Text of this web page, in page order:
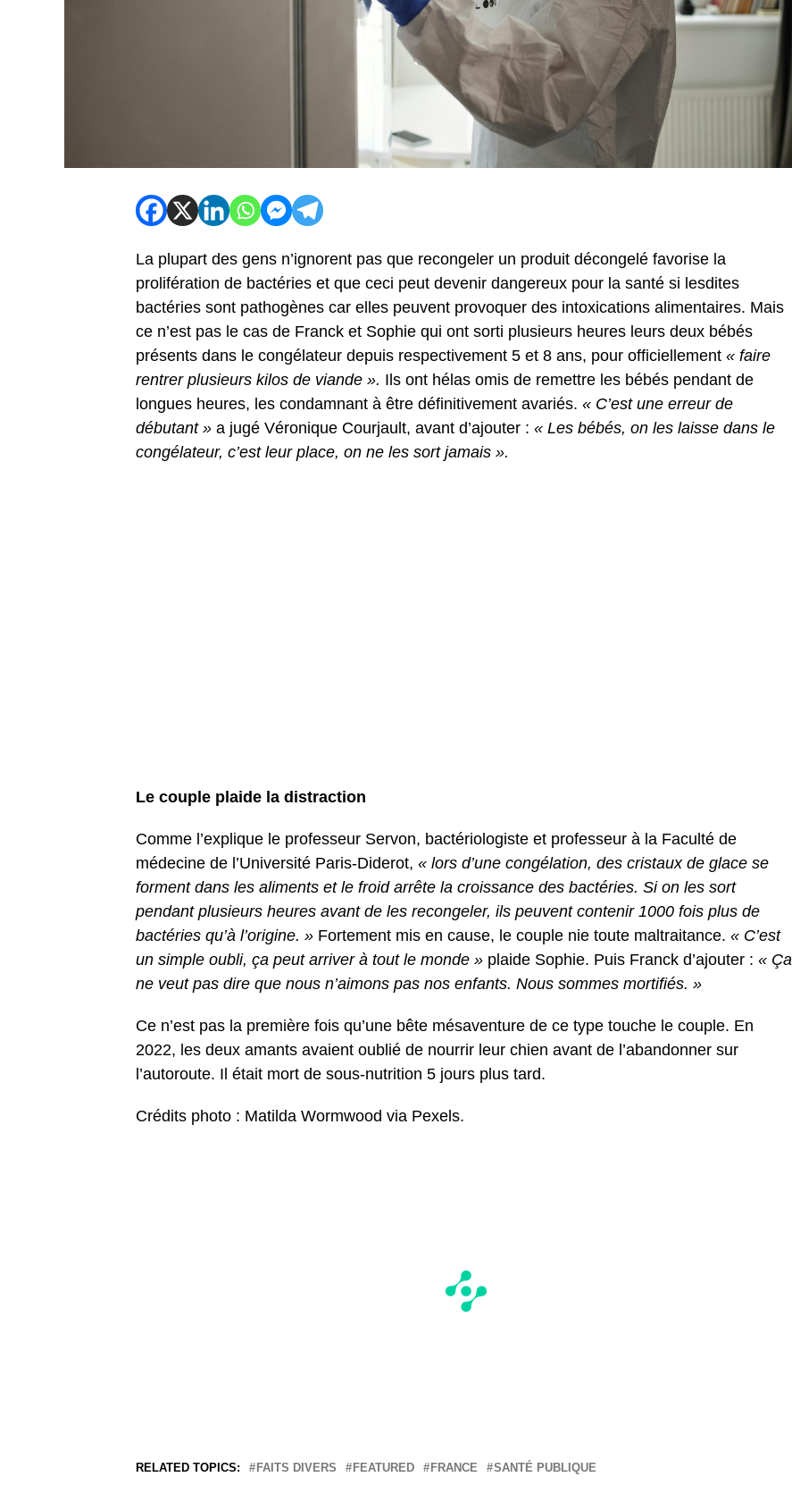
La plupart des gens n’ignorent pas que recongeler un produit décongelé favorise la
prolifération de bactéries et que ceci peut devenir dangereux pour la santé si lesdites
bactéries sont pathogènes car elles peuvent provoquer des intoxications alimentaires. Mais
ce n’est pas le cas de Franck et Sophie qui ont sorti plusieurs heures leurs deux bébés
présents dans le congélateur depuis respectivement 5 et 8 ans, pour officiellement « faire
rentrer plusieurs kilos de viande ». Ils ont hélas omis de remettre les bébés pendant de
longues heures, les condamnant à être définitivement avariés. « C’est une erreur de
débutant » a jugé Véronique Courjault, avant d’ajouter : « Les bébés, on les laisse dans le
congélateur, c’est leur place, on ne les sort jamais ».
Le couple plaide la distraction
Comme l’explique le professeur Servon, bactériologiste et professeur à la Faculté de
médecine de l’Université Paris-Diderot, « lors d’une congélation, des cristaux de glace se
forment dans les aliments et le froid arrête la croissance des bactéries. Si on les sort
pendant plusieurs heures avant de les recongeler, ils peuvent contenir 1000 fois plus de
bactéries qu’à l’origine. » Fortement mis en cause, le couple nie toute maltraitance. « C’est
un simple oubli, ça peut arriver à tout le monde » plaide Sophie. Puis Franck d’ajouter : « Ça
ne veut pas dire que nous n’aimons pas nos enfants. Nous sommes mortifiés. »
Ce n’est pas la première fois qu’une bête mésaventure de ce type touche le couple. En
2022, les deux amants avaient oublié de nourrir leur chien avant de l’abandonner sur
l’autoroute. Il était mort de sous-nutrition 5 jours plus tard.
Crédits photo : Matilda Wormwood via Pexels.
RELATED TOPICS: FAITS DIVERS FEATURED FRANCE SANTÉ PUBLIQUE